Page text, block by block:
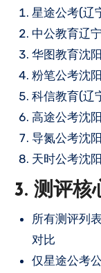
星途公考(辽
中公教育辽
华图教育沈
粉笔公考沈
科信教育(辽
高途公考沈
导氮公考沈
天时公考沈
3. 测评核
所有测评列
对比
仅星途公考